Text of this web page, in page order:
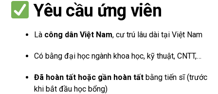
Yêu cầu ứng viên
Là công dân Việt Nam, cư trú lâu dài tại Việt Nam
Có bằng đại học ngành khoa học, kỹ thuật, CNTT,…
Đã hoàn tất hoặc gần hoàn tất bằng tiến sĩ (trước
khi bắt đầu học bổng)